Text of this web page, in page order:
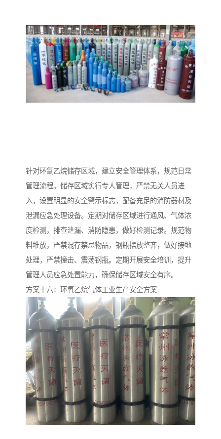
针对环氧乙烷储存区域，建立安全管理体系，规范日常
管理流程。储存区域实行专人管理，严禁无关人员进
入，设置明显的安全警示标志，配备充足的消防器材及
泄漏应急处理设备。定期对储存区域进行通风、气体浓
度检测，排查泄漏、消防隐患，做好检测记录。规范物
料堆放，严禁混存禁忌物品，钢瓶摆放整齐，做好接地
处理，严禁撞击、震荡钢瓶。定期开展安全培训，提升
管理人员应急处置能力，确保储存区域安全有序。
方案十六：环氧乙烷气体工业生产安全方案